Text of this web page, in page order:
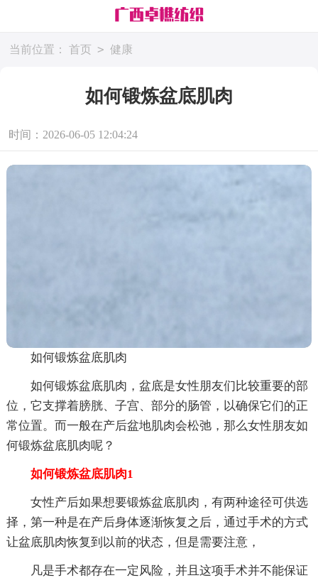
当前位置： 首页 > 健康
如何锻炼盆底肌肉
时间：2026-06-05 12:04:24
如何锻炼盆底肌肉
如何锻炼盆底肌肉，盆底是女性朋友们比较重要的部
位，它支撑着膀胱、子宫、部分的肠管，以确保它们的正
常位置。而一般在产后盆地肌肉会松弛，那么女性朋友如
何锻炼盆底肌肉呢？
如何锻炼盆底肌肉1
女性产后如果想要锻炼盆底肌肉，有两种途径可供选
择，第一种是在产后身体逐渐恢复之后，通过手术的方式
让盆底肌肉恢复到以前的状态，但是需要注意，
凡是手术都存在一定风险，并且这项手术并不能保证